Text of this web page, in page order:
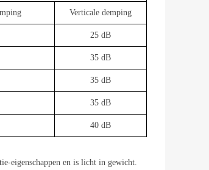
Verticale demping
25 dB
35 dB
35 dB
35 dB
40 dB
eigenschappen en is licht in gewicht.